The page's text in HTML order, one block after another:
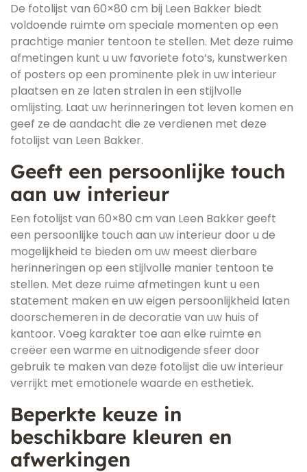
De fotolijst van 60×80 cm bij Leen Bakker biedt
voldoende ruimte om speciale momenten op een
prachtige manier tentoon te stellen. Met deze ruime
afmetingen kunt u uw favoriete foto’s, kunstwerken
of posters op een prominente plek in uw interieur
plaatsen en ze laten stralen in een stijlvolle
omlijsting. Laat uw herinneringen tot leven komen en
geef ze de aandacht die ze verdienen met deze
fotolijst van Leen Bakker.
Geeft een persoonlijke touch
aan uw interieur
Een fotolijst van 60×80 cm van Leen Bakker geeft
een persoonlijke touch aan uw interieur door u de
mogelijkheid te bieden om uw meest dierbare
herinneringen op een stijlvolle manier tentoon te
stellen. Met deze ruime afmetingen kunt u een
statement maken en uw eigen persoonlijkheid laten
doorschemeren in de decoratie van uw huis of
kantoor. Voeg karakter toe aan elke ruimte en
creëer een warme en uitnodigende sfeer door
gebruik te maken van deze fotolijst die uw interieur
verrijkt met emotionele waarde en esthetiek.
Beperkte keuze in
beschikbare kleuren en
afwerkingen